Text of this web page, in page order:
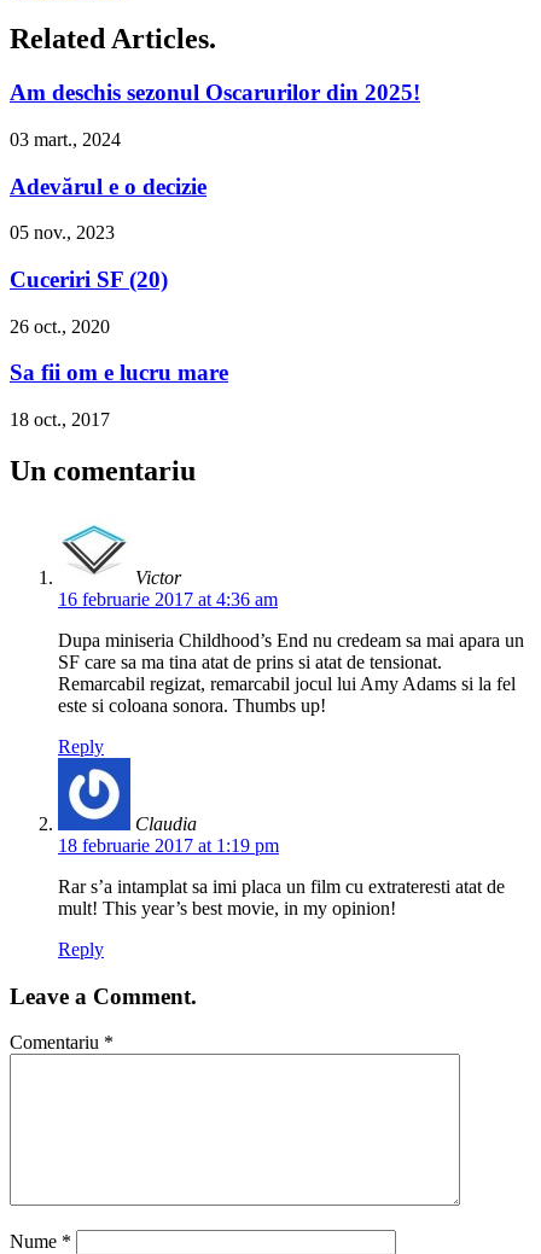
Related Articles.
Am deschis sezonul Oscarurilor din 2025!
03 mart., 2024
Adevărul e o decizie
05 nov., 2023
Cuceriri SF (20)
26 oct., 2020
Sa fii om e lucru mare
18 oct., 2017
Un comentariu
Victor
16 februarie 2017 at 4:36 am
Dupa miniseria Childhood’s End nu credeam sa mai apara un
SF care sa ma tina atat de prins si atat de tensionat.
Remarcabil regizat, remarcabil jocul lui Amy Adams si la fel
este si coloana sonora. Thumbs up!
Reply
Claudia
18 februarie 2017 at 1:19 pm
Rar s’a intamplat sa imi placa un film cu extrateresti atat de
mult! This year’s best movie, in my opinion!
Reply
Leave a Comment.
Comentariu *
Nume *